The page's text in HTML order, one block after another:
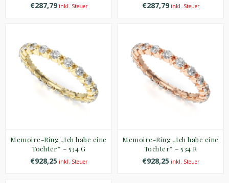
€287,79inkl. Steuer €287,79inkl. Steuer
Memoire-Ring „Ich habe eine
Tochter“ – 534 G
€928,25 inkl. Steuer
Memoire-Ring „Ich habe eine
Tochter“ – 534 R
€928,25 inkl. Steuer